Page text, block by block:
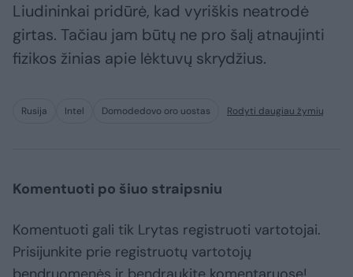
Liudininkai pridūrė, kad vyriškis neatrodė
girtas. Tačiau jam būtų ne pro šalį atnaujinti
fizikos žinias apie lėktuvų skrydžius.
Rusija Intel Domodedovo oro uostas Rodyti daugiau žymių
Komentuoti po šiuo straipsniu
Komentuoti gali tik Lrytas registruoti vartotojai.
Prisijunkite prie registruotų vartotojų